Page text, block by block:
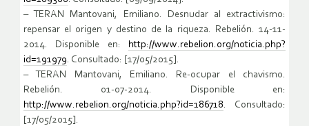
– TERAN Mantovani, Emiliano. Desnudar al extractivismo:
repensar el origen y destino de la riqueza. Rebelión. 14-11-
2014. Disponible en:
http://www.rebelion.org/noticia.php?
id=191979. Consultado: [17/05/2015].
– TERAN Mantovani, Emiliano. Re-ocupar el chavismo.
Rebelión. 01-07-2014. Disponible en:
http://www.rebelion.org/noticia.php?id=186718. Consultado:
[17/05/2015].